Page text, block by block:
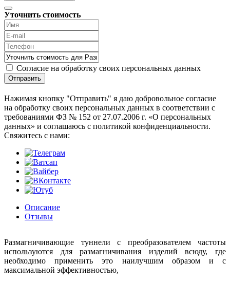
Уточнить стоимость
Согласие на обработку своих персональных данных
Отправить
Нажимая кнопку "Отправить" я даю добровольное согласие
на обработку своих персональных данных в соответствии с
требованиями ФЗ № 152 от 27.07.2006 г. «О персональных
данных» и соглашаюсь с политикой конфиденциальности.
Cвяжитесь с нами:
Описание
Отзывы
Размагничивающие туннели с преобразователем частоты
используются для размагничивания изделий всюду, где
необходимо применить это наилучшим образом и с
максимальной эффективностью,